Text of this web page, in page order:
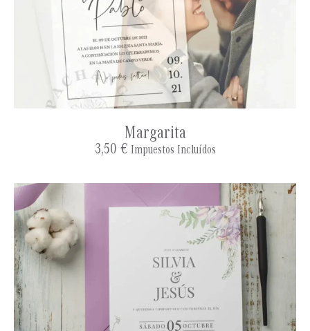
Margarita
3,50 € Impuestos Incluídos